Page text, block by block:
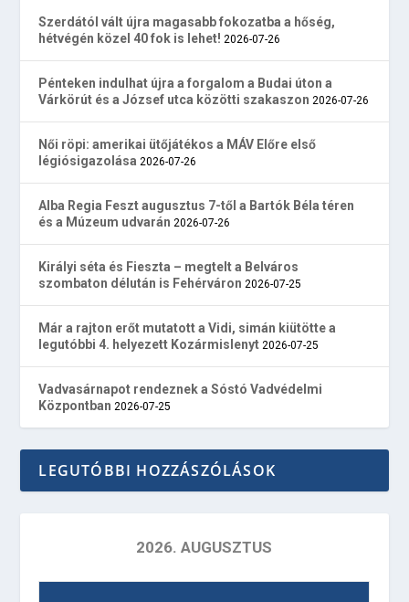
Szerdától vált újra magasabb fokozatba a hőség,
hétvégén közel 40 fok is lehet! 2026-07-26
Pénteken indulhat újra a forgalom a Budai úton a
Várkörút és a József utca közötti szakaszon 2026-07-26
Női röpi: amerikai ütőjátékos a MÁV Előre első
légiósigazolása 2026-07-26
Alba Regia Feszt augusztus 7-től a Bartók Béla téren
és a Múzeum udvarán 2026-07-26
Királyi séta és Fieszta – megtelt a Belváros
szombaton délután is Fehérváron 2026-07-25
Már a rajton erőt mutatott a Vidi, simán kiütötte a
legutóbbi 4. helyezett Kozármislenyt 2026-07-25
Vadvasárnapot rendeznek a Sóstó Vadvédelmi
Központban 2026-07-25
LEGUTÓBBI HOZZÁSZÓLÁSOK
2026. AUGUSZTUS